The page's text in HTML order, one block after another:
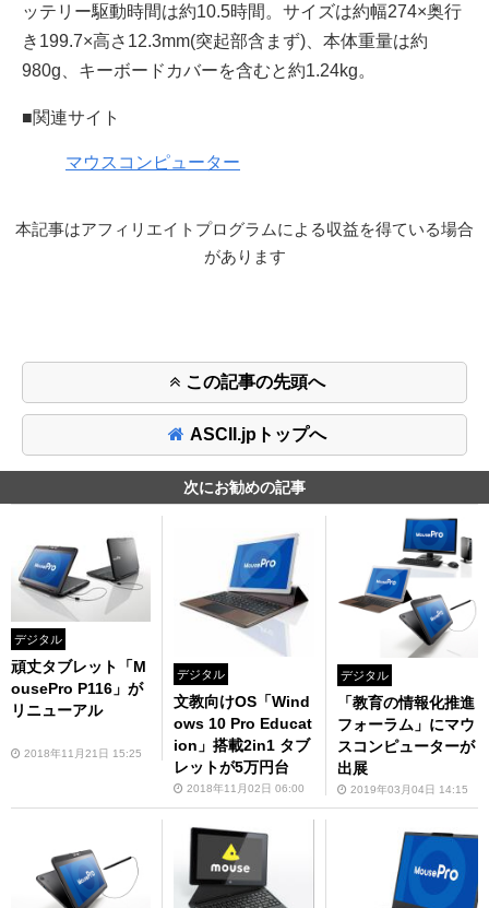
ッテリー駆動時間は約10.5時間。サイズは約幅274×奥行
き199.7×高さ12.3mm(突起部含まず)、本体重量は約
980g、キーボードカバーを含むと約1.24kg。
■関連サイト
マウスコンピューター
本記事はアフィリエイトプログラムによる収益を得ている場合
があります
この記事の先頭へ
ASCII.jpトップへ
次にお勧めの記事
デジタル
頑丈タブレット「M
ousePro P116」が
リニューアル
2018年11月21日 15:25
デジタル
文教向けOS「Wind
ows 10 Pro Educat
ion」搭載2in1 タブ
レットが5万円台
2018年11月02日 06:00
デジタル
「教育の情報化推進
フォーラム」にマウ
スコンピューターが
出展
2019年03月04日 14:15